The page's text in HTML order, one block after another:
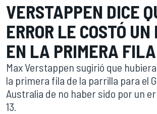
VERSTAPPEN DICE
ERROR LE COSTÓ UN
EN LA PRIMERA FILA
Max Verstappen sugirió que
la primera fila de la parrilla para el
Australia de no haber sido por un
13.